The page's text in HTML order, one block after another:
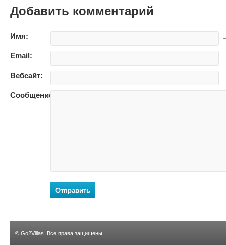
Добавить комментарий
Имя:
Email:
Вебсайт:
Сообщение:
Отправить
© Go2Villas . Все права защищены.